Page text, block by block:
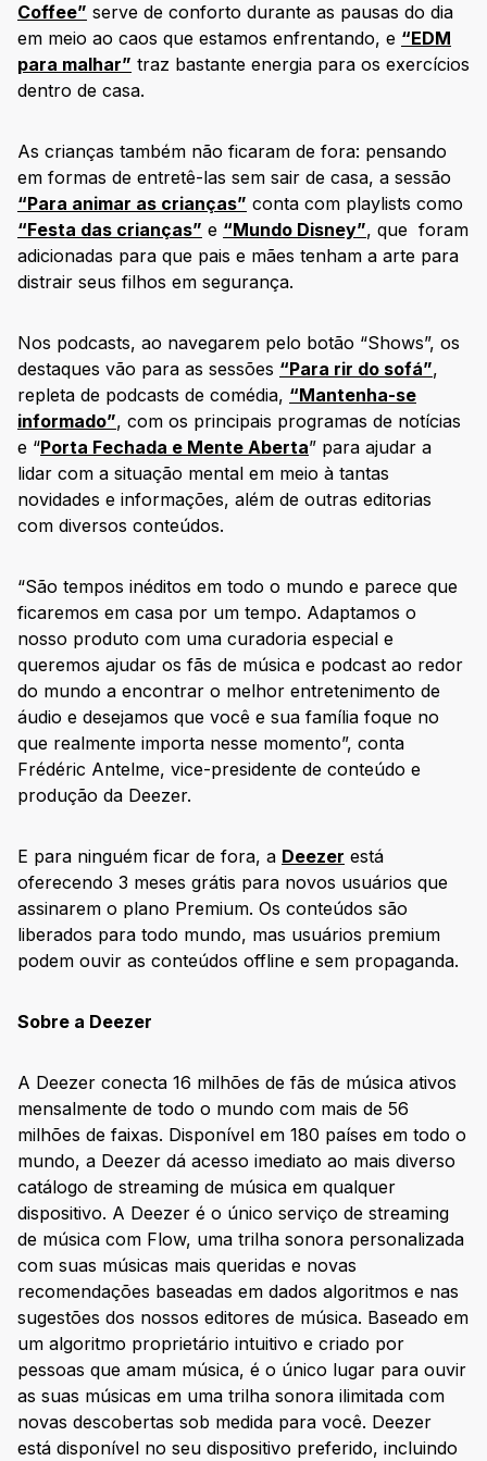
Coffee” serve de conforto durante as pausas do dia
em meio ao caos que estamos enfrentando, e “EDM
para malhar” traz bastante energia para os exercícios
dentro de casa.
As crianças também não ficaram de fora: pensando
em formas de entretê-las sem sair de casa, a sessão
“Para animar as crianças” conta com playlists como
“Festa das crianças” e “Mundo Disney”, que foram
adicionadas para que pais e mães tenham a arte para
distrair seus filhos em segurança.
Nos podcasts, ao navegarem pelo botão “Shows”, os
destaques vão para as sessões “Para rir do sofá”,
repleta de podcasts de comédia, “Mantenha-se
informado”, com os principais programas de notícias
e “Porta Fechada e Mente Aberta” para ajudar a
lidar com a situação mental em meio à tantas
novidades e informações, além de outras editorias
com diversos conteúdos.
“São tempos inéditos em todo o mundo e parece que
ficaremos em casa por um tempo. Adaptamos o
nosso produto com uma curadoria especial e
queremos ajudar os fãs de música e podcast ao redor
do mundo a encontrar o melhor entretenimento de
áudio e desejamos que você e sua família foque no
que realmente importa nesse momento”, conta
Frédéric Antelme, vice-presidente de conteúdo e
produção da Deezer.
E para ninguém ficar de fora, a Deezer está
oferecendo 3 meses grátis para novos usuários que
assinarem o plano Premium. Os conteúdos são
liberados para todo mundo, mas usuários premium
podem ouvir as conteúdos offline e sem propaganda.
Sobre a Deezer
A Deezer conecta 16 milhões de fãs de música ativos
mensalmente de todo o mundo com mais de 56
milhões de faixas. Disponível em 180 países em todo o
mundo, a Deezer dá acesso imediato ao mais diverso
catálogo de streaming de música em qualquer
dispositivo. A Deezer é o único serviço de streaming
de música com Flow, uma trilha sonora personalizada
com suas músicas mais queridas e novas
recomendações baseadas em dados algoritmos e nas
sugestões dos nossos editores de música. Baseado em
um algoritmo proprietário intuitivo e criado por
pessoas que amam música, é o único lugar para ouvir
as suas músicas em uma trilha sonora ilimitada com
novas descobertas sob medida para você. Deezer
está disponível no seu dispositivo preferido, incluindo